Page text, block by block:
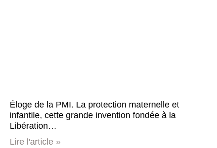
Éloge de la PMI. La protection maternelle et
infantile, cette grande invention fondée à la
Libération…
Lire l'article »